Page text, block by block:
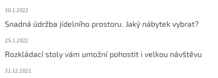
30.1.2022
Snadná údržba jídelního prostoru. Jaký nábytek vybrat?
25.1.2022
Rozkládací stoly vám umožní pohostit i velkou návštěvu
31.12.2021